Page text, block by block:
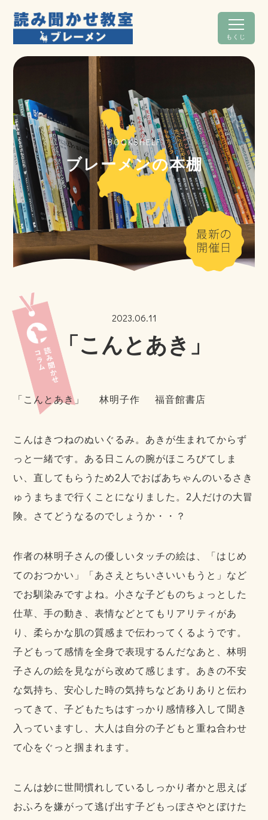
もくじ
BOOKSHELF
ブレーメンの本棚
2023.06.11
「こんとあき」
「こんとあき」 林明子作 福音館書店
こんはきつねのぬいぐるみ。あきが生まれてからず
っと一緒です。ある日こんの腕がほころびてしま
い、直してもらうため2人でおばあちゃんのいるさき
ゅうまちまで行くことになりました。2人だけの大冒
険。さてどうなるのでしょうか・・？
作者の林明子さんの優しいタッチの絵は、「はじめ
てのおつかい」「あさえとちいさいいもうと」など
でお馴染みですよね。小さな子どものちょっとした
仕草、手の動き、表情などとてもリアリティがあ
り、柔らかな肌の質感まで伝わってくるようです。
子どもって感情を全身で表現するんだなあと、林明
子さんの絵を見ながら改めて感じます。あきの不安
な気持ち、安心した時の気持ちなどありありと伝わ
ってきて、子どもたちはすっかり感情移入して聞き
入っていますし、大人は自分の子どもと重ね合わせ
て心をぐっと掴まれます。
こんは妙に世間慣れしているしっかり者かと思えば
おふろを嫌がって逃げ出す子どもっぽさやとぼけた